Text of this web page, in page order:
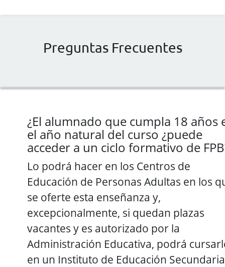
Preguntas Frecuentes
¿El alumnado que cumpla 18 años
el año natural del curso ¿puede
acceder a un ciclo formativo de
Lo podrá hacer en los Centros de
Educación de Personas Adultas en los
se oferte esta enseñanza y,
excepcionalmente, si quedan plazas
vacantes y es autorizado por la
Administración Educativa, podrá
en un Instituto de Educación